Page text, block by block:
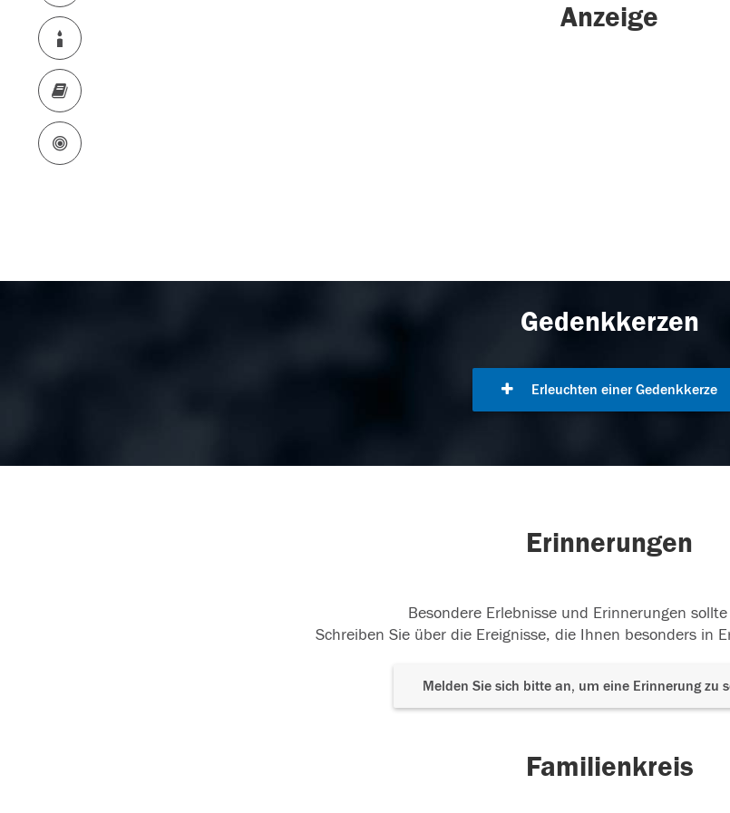
Anzeige
Gedenkkerzen
Erleuchten einer Gedenkkerze
Erinnerungen
Besondere Erlebnisse und Erinnerungen
Schreiben Sie über die Ereignisse, die Ihnen besonders in
Melden Sie sich bitte an, um eine Erinnerung zu
Familienkreis